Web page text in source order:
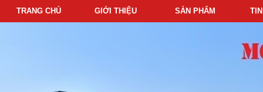
TRANG CHỦ GIỚI THIỆU SẢN PHẨM